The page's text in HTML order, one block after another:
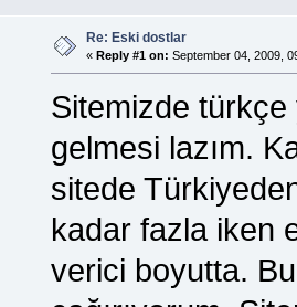
Re: Eski dostlar
« Reply #1 on: September 04, 2009,
Sitemizde
gelmesi lazım.
sitede
kadar fazla iken
verici boyutta.